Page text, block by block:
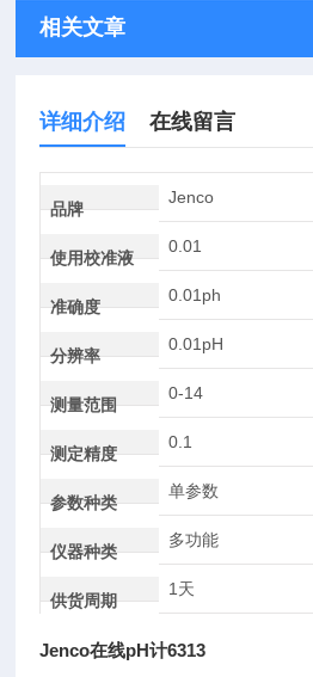
相关文章
详细介绍 在线留言
品牌
Jenco
使用校准液
0.01
准确度
0.01ph
分辨率
0.01pH
测量范围
0-14
测定精度
0.1
参数种类
单参数
仪器种类
多功能
供货周期
1天
Jenco在线pH计6313